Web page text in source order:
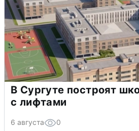
В Сургуте построят
с лифтами
6 августа 0